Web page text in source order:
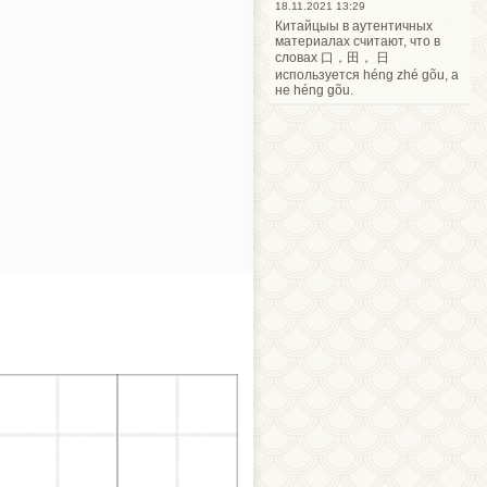
18.11.2021 13:29
Китайцыы в аутентичных
материалах считают, что в
словах 口，田， 日
используется héng zhé gõu, а
не héng gõu.